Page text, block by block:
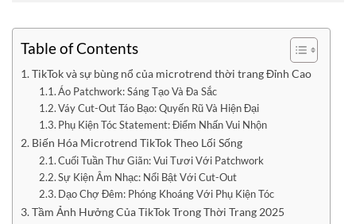
Table of Contents
TikTok và sự bùng nổ của microtrend thời trang Đỉnh Cao
Áo Patchwork: Sáng Tạo Và Đa Sắc
Váy Cut-Out Táo Bạo: Quyến Rũ Và Hiện Đại
Phụ Kiện Tóc Statement: Điểm Nhấn Vui Nhộn
Biến Hóa Microtrend TikTok Theo Lối Sống
Cuối Tuần Thư Giãn: Vui Tươi Với Patchwork
Sự Kiện Âm Nhạc: Nổi Bật Với Cut-Out
Dạo Chợ Đêm: Phóng Khoáng Với Phụ Kiện Tóc
Tầm Ảnh Hưởng Của TikTok Trong Thời Trang 2025